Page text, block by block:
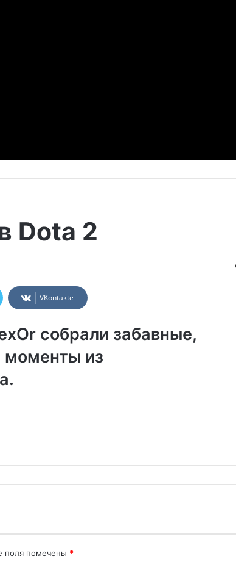
Dota 2
VKontakte
собрали забавные,
моменты из
.
поля помечены *